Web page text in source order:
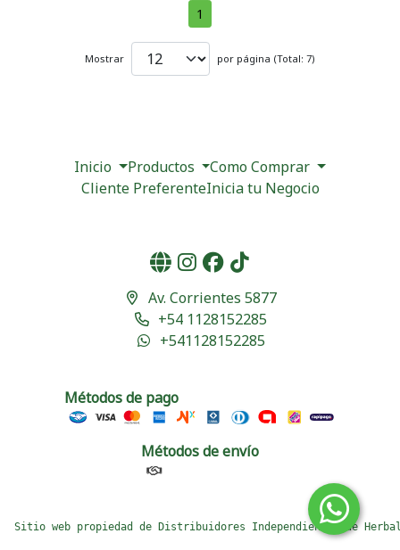
1
Mostrar por página (Total: 7)
Inicio Productos
Como Comprar
Cliente PreferenteInicia tu Negocio
Av. Corrientes 5877
+54 1128152285
+541128152285
Métodos de pago
Métodos de envío
Sitio web propiedad de Distribuidores Independientes de